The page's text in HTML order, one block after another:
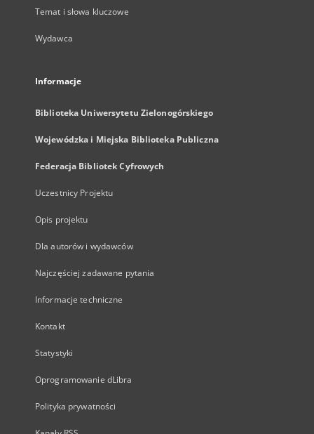
Temat i słowa kluczowe
Wydawca
Informacje
Biblioteka Uniwersytetu Zielonogórskiego
Wojewódzka i Miejska Biblioteka Publiczna
Federacja Bibliotek Cyfrowych
Uczestnicy Projektu
Opis projektu
Dla autorów i wydawców
Najczęściej zadawane pytania
Informacje techniczne
Kontakt
Statystyki
Oprogramowanie dLibra
Polityka prywatności